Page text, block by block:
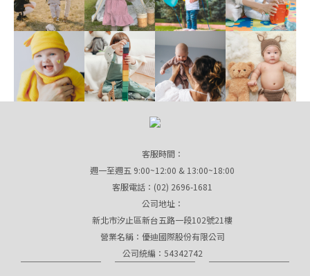
客服時間：
週一至週五 9:00~12:00 & 13:00~18:00
客服電話：(02) 2696-1681
公司地址：
新北市汐止區新台五路一段102號21樓
營業名稱：優迪國際股份有限公司
公司統編：54342742